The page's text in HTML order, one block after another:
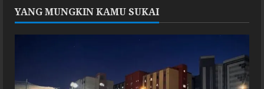
Tanah
Rantau
YANG MUNGKIN KAMU SUKAI